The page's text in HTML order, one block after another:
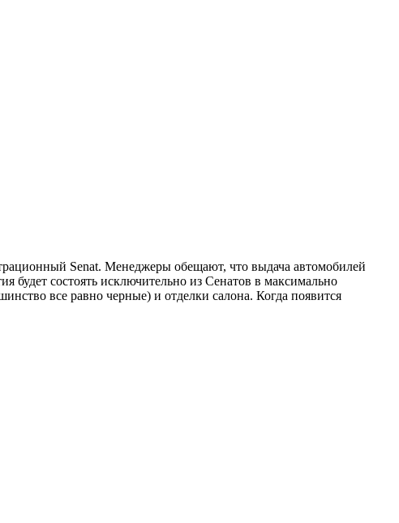
Senat. Менеджеры обещают, что выдача автомобилей
будет состоять исключительно из Сенатов в максимально
все равно черные) и отделки салона. Когда появится